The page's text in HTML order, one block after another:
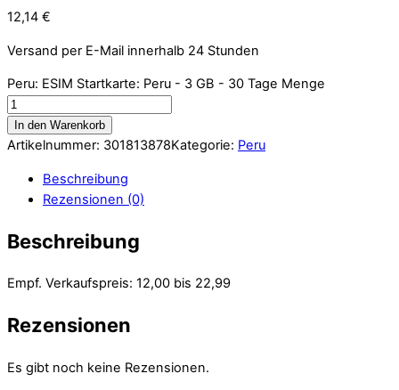
12,14 €
Versand per E-Mail innerhalb 24 Stunden
Peru: ESIM Startkarte: Peru - 3 GB - 30 Tage Menge
In den Warenkorb
Artikelnummer: 301813878Kategorie: Peru
Beschreibung
Rezensionen (0)
Beschreibung
Empf. Verkaufspreis: 12,00 bis 22,99
Rezensionen
Es gibt noch keine Rezensionen.